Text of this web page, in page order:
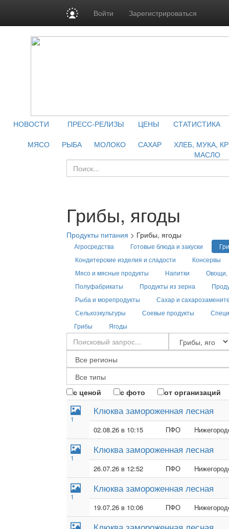
Войти Зарегистрироваться
НОВОСТИ ПРЕСС-РЕЛИЗЫ ЦЕНЫ
СТАТИСТИКА
МЯСО
РЫБА МОЛОКО САХАР
ХЛЕБ, МУКА,
МАСЛО
Грибы, ягоды
Продукты питания > Грибы, ягоды
Агросредства Готовые блюда и закуски
Кондитерские изделия и сладости
Консервы
Мясо и мясные продукты
Напитки
Овощи,
Полуфабрикаты
Продукты из зерна
Рыба и морепродукты
Сахар и
Сельхозкультуры
Соевые продукты
Грибы
Ягоды
с ценой с фото от организаций
1
Клюква замороженная лесная
02.08.26 в 10:15 ПФО
1
Клюква замороженная лесная
26.07.26 в 12:52 ПФО
1
Клюква замороженная лесная
19.07.26 в 10:06 ПФО